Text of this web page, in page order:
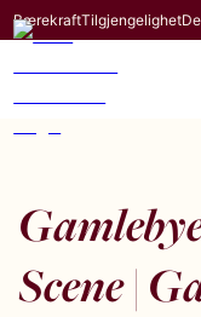
BærekraftTilgjengelighet
Scene |